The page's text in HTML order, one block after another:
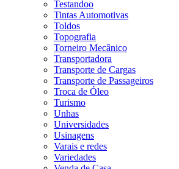
Testandoo
Tintas Automotivas
Toldos
Topografia
Torneiro Mecânico
Transportadora
Transporte de Cargas
Transporte de Passageiros
Troca de Óleo
Turismo
Unhas
Universidades
Usinagens
Varais e redes
Variedades